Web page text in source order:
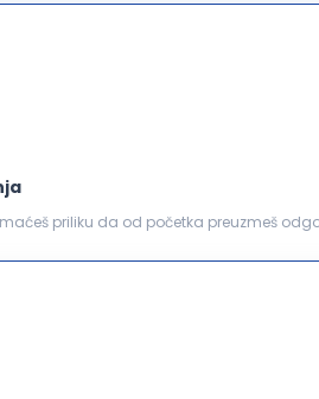
priliku da od početka preuzmeš